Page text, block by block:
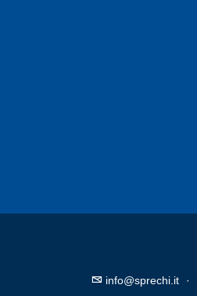
info@sprechi.it ·